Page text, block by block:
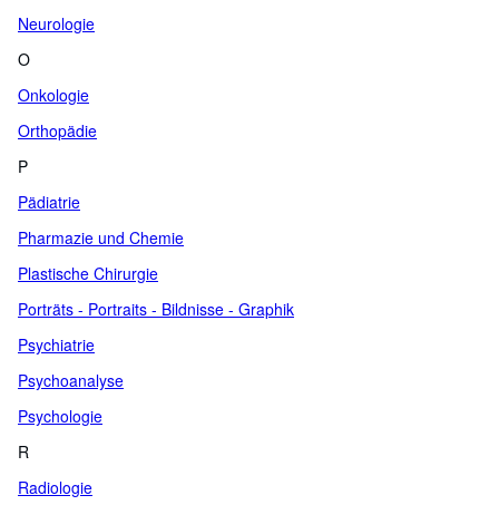
Neurologie
O
Onkologie
Orthopädie
P
Pädiatrie
Pharmazie und Chemie
Plastische Chirurgie
Porträts - Portraits - Bildnisse - Graphik
Psychiatrie
Psychoanalyse
Psychologie
R
Radiologie